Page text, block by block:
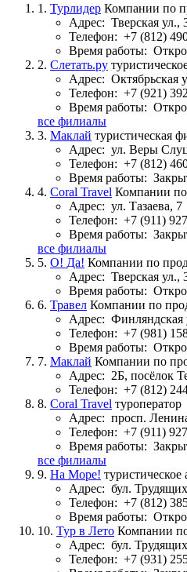
1. Турлидер Компании по
Адрес: Тверская
Телефон: +7 (812)
Время работы:
2. Слетать.ру
Адрес: Октябрьская
Телефон: +7 (921)
Время работы:
все филиалы
3. Маклай туристическая
Адрес: ул. Веры
Телефон: +7 (812)
Время работы:
4. Coral Travel Компании
Адрес: ул. Тазаева, 7
Телефон: +7 (911)
Время работы:
все филиалы
5. О! Да! Компании по
Адрес: Тверская
Время работы:
6. Травел Компании по
Адрес: Финляндская
Телефон: +7 (981)
Время работы:
7. Маклай Компании по
Адрес: 2Б, посёлок
Телефон: +7 (812)
8. Coral Travel туроператор
Адрес: просп.
Телефон: +7 (911)
Время работы:
все филиалы
9. На Море! туристическое
Адрес: бул.
Телефон: +7 (812)
Время работы:
10. Тур в Лето Компании
Адрес: бул.
Телефон: +7 (931)